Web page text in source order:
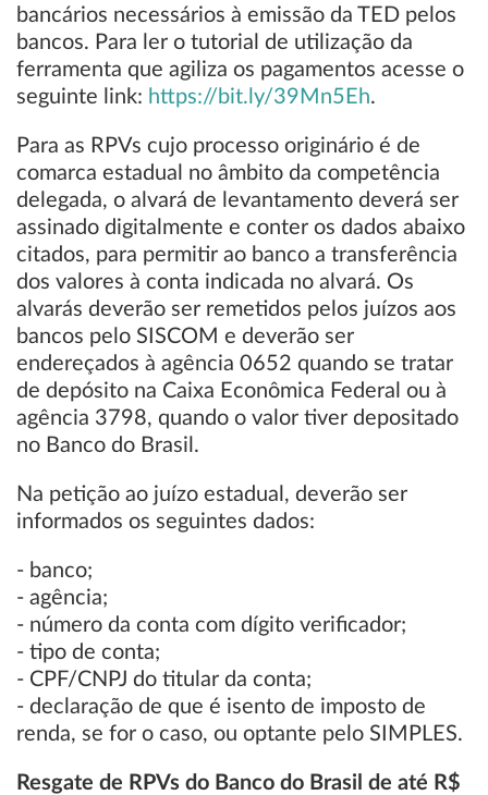
bancários necessários à emissão da TED pelos
bancos. Para ler o tutorial de utilização da
ferramenta que agiliza os pagamentos acesse o
seguinte link: https://bit.ly/39Mn5Eh.
Para as RPVs cujo processo originário é de
comarca estadual no âmbito da competência
delegada, o alvará de levantamento deverá ser
assinado digitalmente e conter os dados abaixo
citados, para permitir ao banco a transferência
dos valores à conta indicada no alvará. Os
alvarás deverão ser remetidos pelos juízos aos
bancos pelo SISCOM e deverão ser
endereçados à agência 0652 quando se tratar
de depósito na Caixa Econômica Federal ou à
agência 3798, quando o valor tiver depositado
no Banco do Brasil.
Na petição ao juízo estadual, deverão ser
informados os seguintes dados:
- banco;
- agência;
- número da conta com dígito verificador;
- tipo de conta;
- CPF/CNPJ do titular da conta;
- declaração de que é isento de imposto de
renda, se for o caso, ou optante pelo SIMPLES.
Resgate de RPVs do Banco do Brasil de até R$